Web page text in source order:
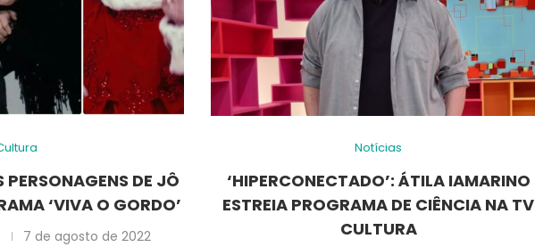
PERSONAGENS DE JÔ
‘VIVA O GORDO’
7 de agosto de 2022
Notícias
‘HIPERCONECTADO’: ÁTILA IAMARINO
ESTREIA PROGRAMA DE CIÊNCIA NA TV
CULTURA